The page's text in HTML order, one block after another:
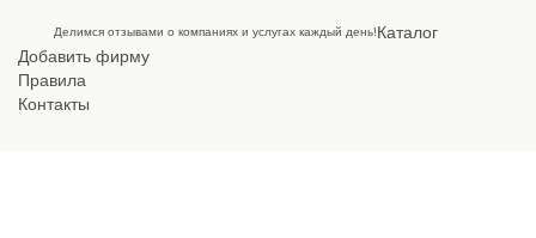
Делимся отзывами о компаниях и услугах каждый день!Каталог
Добавить фирму
Правила
Контакты